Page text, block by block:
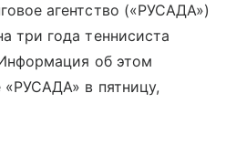
агентство («РУСАДА»)
три года теннисиста
об этом
«РУСАДА» в пятницу,